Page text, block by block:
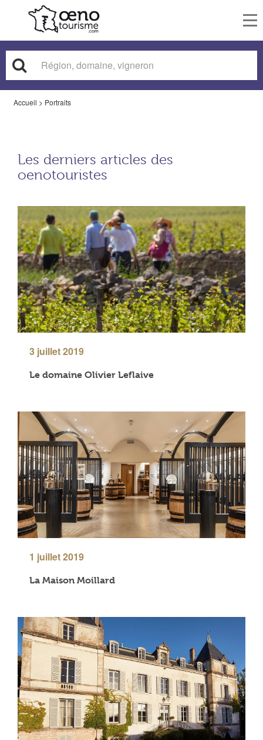
Accueil > Portraits
Les derniers articles des
oenotouristes
3 juillet 2019
Le domaine Olivier Leflaive
1 juillet 2019
La Maison Moillard